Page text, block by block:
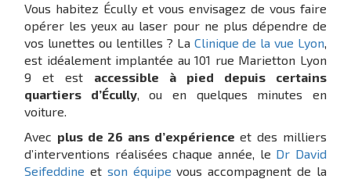
Vous habitez Écully et vous envisagez de vous faire
opérer les yeux au laser pour ne plus dépendre de
vos lunettes ou lentilles ? La Clinique de la vue Lyon,
est idéalement implantée au 101 rue Marietton Lyon
9 et est accessible à pied depuis certains
quartiers d’Écully, ou en quelques minutes en
voiture.
Avec plus de 26 ans d’expérience et des milliers
d’interventions réalisées chaque année, le Dr David
Seifeddine et son équipe vous accompagnent de la